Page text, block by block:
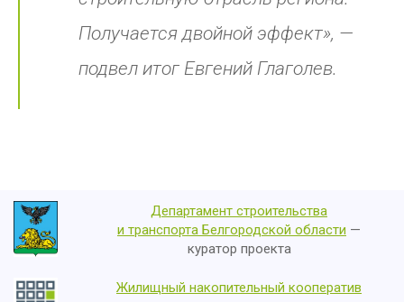
Получается двойной эффект», —
подвел итог Евгений Глаголев.
Департамент строительства
и транспорта Белгородской области —
куратор проекта
Жилищный накопительный кооператив